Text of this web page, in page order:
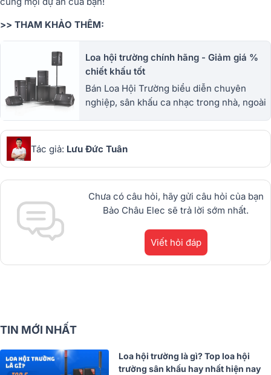
>> THAM KHẢO THÊM:
Loa hội trường chính hãng - Giảm giá %
chiết khấu tốt
Bán Loa Hội Trường biểu diễn chuyên
nghiệp, sân khấu ca nhạc trong nhà, ngoài
hành, Ưu đãi % giá chiết khấu tốt.
Tác giả: Lưu Đức Tuân
Chưa có câu hỏi, hãy gửi câu hỏi của bạn
Bảo Châu Elec sẽ trả lời sớm nhất.
Viết hỏi đáp
TIN MỚI NHẤT
Loa hội trường là gì? Top loa hội
trường sân khấu hay nhất hiện nay